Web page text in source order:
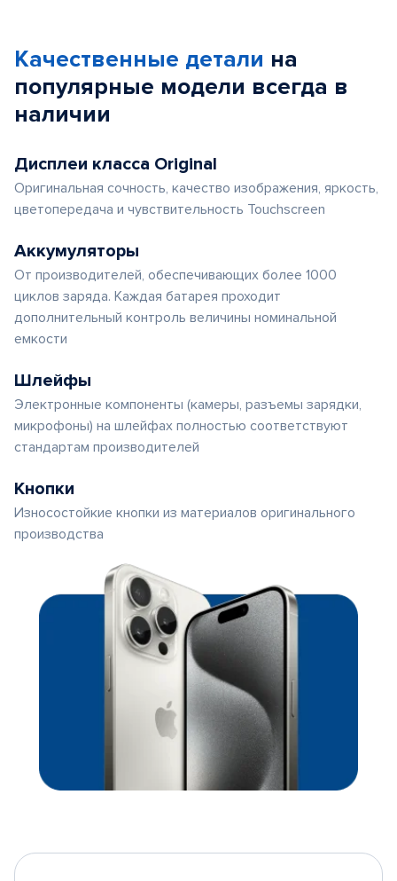
Качественные детали на
популярные модели всегда в
наличии
Дисплеи класса Original
Оригинальная сочность, качество изображения, яркость,
цветопередача и чувствительность Touchscreen
Аккумуляторы
От производителей, обеспечивающих более 1000
циклов заряда. Каждая батарея проходит
дополнительный контроль величины номинальной
емкости
Шлейфы
Электронные компоненты (камеры, разъемы зарядки,
микрофоны) на шлейфах полностью соответствуют
стандартам производителей
Кнопки
Износостойкие кнопки из материалов оригинального
производства